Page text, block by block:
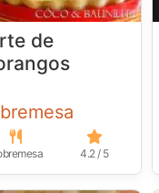
de
4.2 / 5